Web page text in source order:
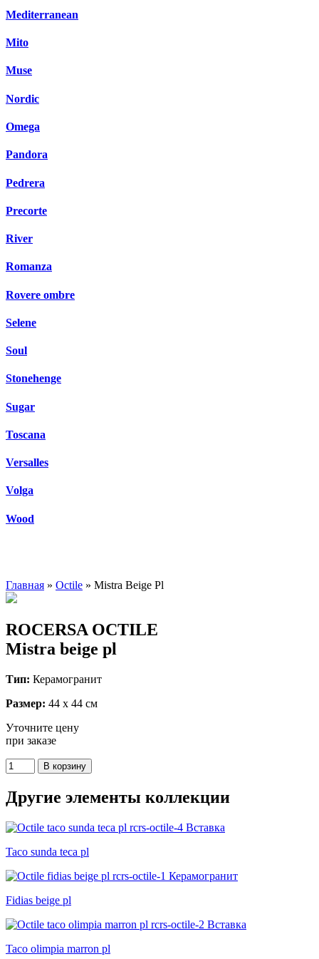
Mediterranean
Mito
Muse
Nordic
Omega
Pandora
Pedrera
Precorte
River
Romanza
Rovere ombre
Selene
Soul
Stonehenge
Sugar
Toscana
Versalles
Volga
Wood
Главная » Octile » Mistra Beige Pl
ROCERSA OCTILE
Mistra beige pl
Тип: Керамогранит
Размер: 44 x 44 см
Уточните цену
при заказе
Другие элементы коллекции
Taco sunda teca pl
Fidias beige pl
Taco olimpia marron pl